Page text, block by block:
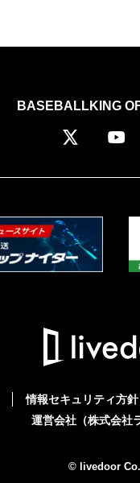
BASEBALLKING
情報セキュリティ方針
運営会社（株式会社
© livedoor